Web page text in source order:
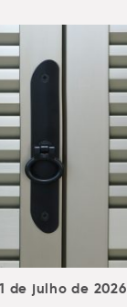
de julho de 2026